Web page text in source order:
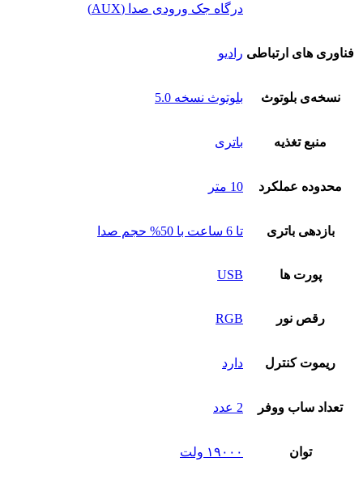
درگاه جک ورودی صدا (AUX)
فناوری های ارتباطی رادیو
نسخه‌ی بلوتوث بلوتوث نسخه 5.0
منبع تغذیه باتری
محدوده عملکرد 10 متر
بازدهی باتری تا 6 ساعت با 50% حجم صدا
پورت‌ ها USB
رقص نور RGB
ریموت کنترل دارد
تعداد ساب‌ ووفر 2 عدد
توان ۱۹۰۰۰ ولت